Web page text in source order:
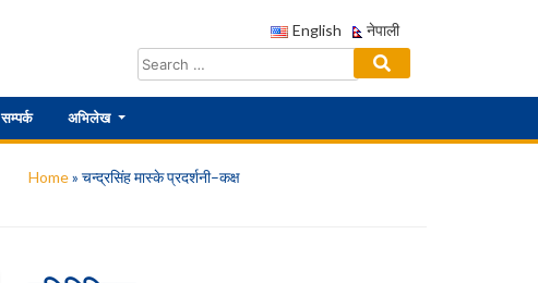
नेपाली
English
सम्पर्क अभिलेख
Home» चन्द्रसिंह मास्के प्रदर्शनी–कक्ष